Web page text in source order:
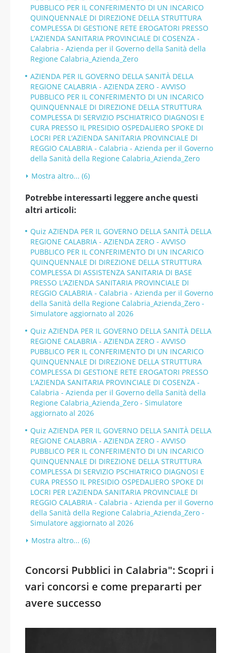
PUBBLICO PER IL CONFERIMENTO DI UN INCARICO
QUINQUENNALE DI DIREZIONE DELLA STRUTTURA
COMPLESSA DI GESTIONE RETE EROGATORI PRESSO
L’AZIENDA SANITARIA PROVINCIALE DI COSENZA -
Calabria - Azienda per il Governo della Sanità della
Regione Calabria_Azienda_Zero
AZIENDA PER IL GOVERNO DELLA SANITÀ DELLA
REGIONE CALABRIA - AZIENDA ZERO - AVVISO
PUBBLICO PER IL CONFERIMENTO DI UN INCARICO
QUINQUENNALE DI DIREZIONE DELLA STRUTTURA
COMPLESSA DI SERVIZIO PSCHIATRICO DIAGNOSI E
CURA PRESSO IL PRESIDIO OSPEDALIERO SPOKE DI
LOCRI PER L’AZIENDA SANITARIA PROVINCIALE DI
REGGIO CALABRIA - Calabria - Azienda per il Governo
della Sanità della Regione Calabria_Azienda_Zero
Mostra altro... (6)
Potrebbe interessarti leggere anche questi
altri articoli:
Quiz AZIENDA PER IL GOVERNO DELLA SANITÀ DELLA
REGIONE CALABRIA - AZIENDA ZERO - AVVISO
PUBBLICO PER IL CONFERIMENTO DI UN INCARICO
QUINQUENNALE DI DIREZIONE DELLA STRUTTURA
COMPLESSA DI ASSISTENZA SANITARIA DI BASE
PRESSO L’AZIENDA SANITARIA PROVINCIALE DI
REGGIO CALABRIA - Calabria - Azienda per il Governo
della Sanità della Regione Calabria_Azienda_Zero -
Simulatore aggiornato al 2026
Quiz AZIENDA PER IL GOVERNO DELLA SANITÀ DELLA
REGIONE CALABRIA - AZIENDA ZERO - AVVISO
PUBBLICO PER IL CONFERIMENTO DI UN INCARICO
QUINQUENNALE DI DIREZIONE DELLA STRUTTURA
COMPLESSA DI GESTIONE RETE EROGATORI PRESSO
L’AZIENDA SANITARIA PROVINCIALE DI COSENZA -
Calabria - Azienda per il Governo della Sanità della
Regione Calabria_Azienda_Zero - Simulatore
aggiornato al 2026
Quiz AZIENDA PER IL GOVERNO DELLA SANITÀ DELLA
REGIONE CALABRIA - AZIENDA ZERO - AVVISO
PUBBLICO PER IL CONFERIMENTO DI UN INCARICO
QUINQUENNALE DI DIREZIONE DELLA STRUTTURA
COMPLESSA DI SERVIZIO PSCHIATRICO DIAGNOSI E
CURA PRESSO IL PRESIDIO OSPEDALIERO SPOKE DI
LOCRI PER L’AZIENDA SANITARIA PROVINCIALE DI
REGGIO CALABRIA - Calabria - Azienda per il Governo
della Sanità della Regione Calabria_Azienda_Zero -
Simulatore aggiornato al 2026
Mostra altro... (6)
Concorsi Pubblici in Calabria": Scopri i
vari concorsi e come prepararti per
avere successo